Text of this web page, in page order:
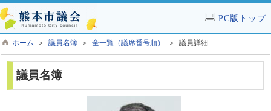
PC版トップ
ホーム ＞議員名簿 ＞全一覧（議席番号順） ＞ 議員詳細
議員名簿